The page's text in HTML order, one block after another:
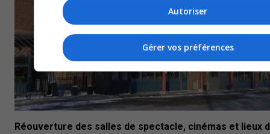
Réouverture des salles de spectacle, cinémas et lieux
Autoriser
Gérer vos préférences